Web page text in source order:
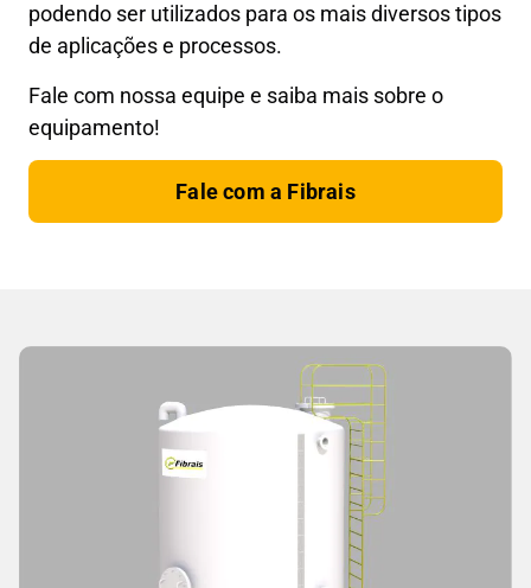
podendo ser utilizados para os mais diversos tipos
de aplicações e processos.
Fale com nossa equipe e saiba mais sobre o
equipamento!
Fale com a Fibrais